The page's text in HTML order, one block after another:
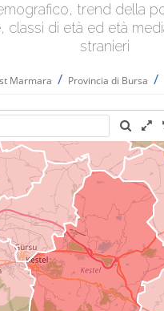
trend della
classi di età ed età
stranieri
Marmara / Provincia di Bursa /